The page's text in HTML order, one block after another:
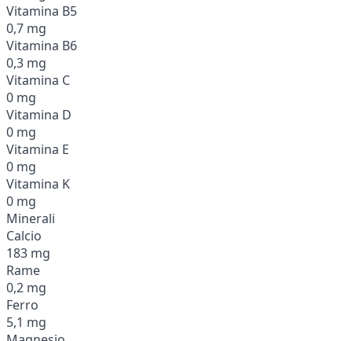
Vitamina B5
0,7 mg
Vitamina B6
0,3 mg
Vitamina C
0 mg
Vitamina D
0 mg
Vitamina E
0 mg
Vitamina K
0 mg
Minerali
Calcio
183 mg
Rame
0,2 mg
Ferro
5,1 mg